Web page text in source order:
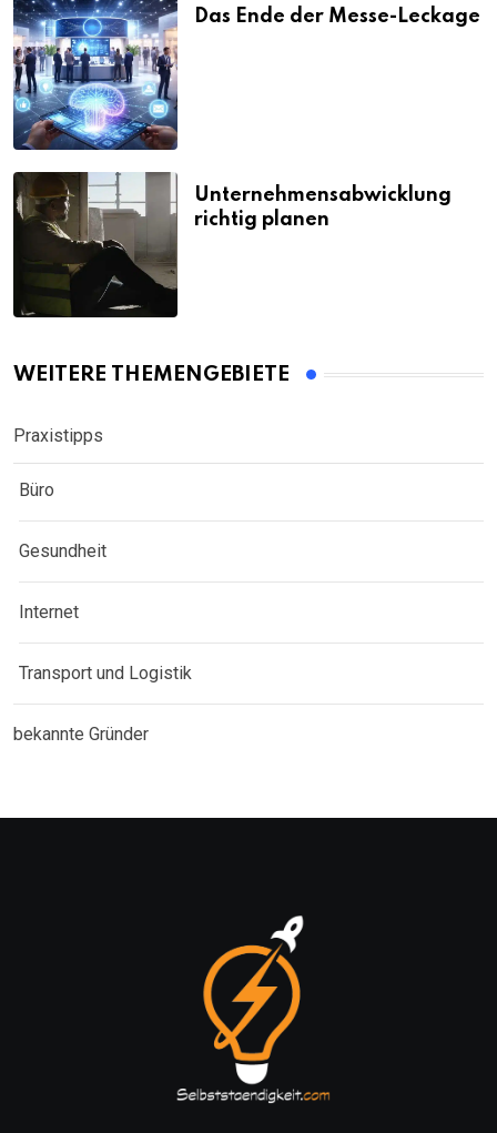
Das Ende der Messe-Leckage
Unternehmensabwicklung
richtig planen
WEITERE THEMENGEBIETE
Praxistipps
Büro
Gesundheit
Internet
Transport und Logistik
bekannte Gründer